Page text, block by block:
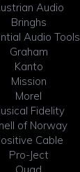
Audio
Bringhs
Audio Tools
Graham
Kanto
Mission
Morel
Fidelity
of Norway
Cable
Pro-Ject